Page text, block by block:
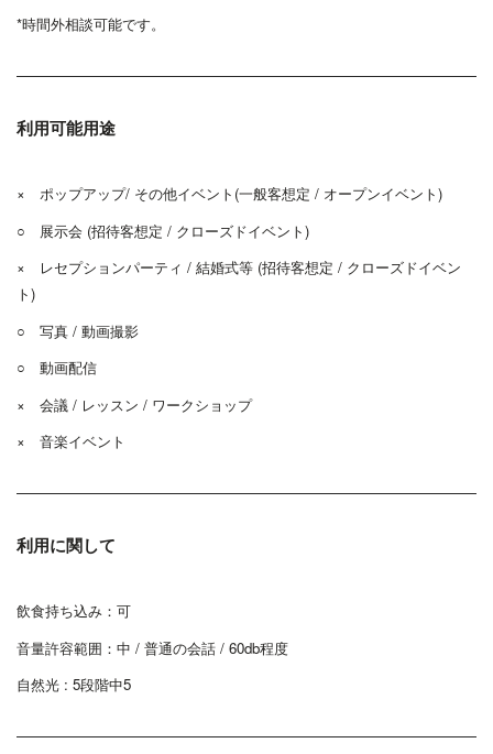
*時間外相談可能です。
利用可能用途
× ポップアップ/ その他イベント(一般客想定 / オープンイベント)
○ 展示会 (招待客想定 / クローズドイベント)
× レセプションパーティ / 結婚式等 (招待客想定 / クローズドイベン
ト)
○ 写真 / 動画撮影
○ 動画配信
× 会議 / レッスン / ワークショップ
× 音楽イベント
利用に関して
飲食持ち込み：可
音量許容範囲：中 / 普通の会話 / 60db程度
自然光 : 5段階中5